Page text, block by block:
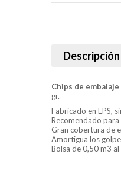
Descripción
Chips de
gr.
Fabricado en EPS,
Recomendado
Gran cobertura de
Amortigua los
Bolsa de 0,50 m3 al